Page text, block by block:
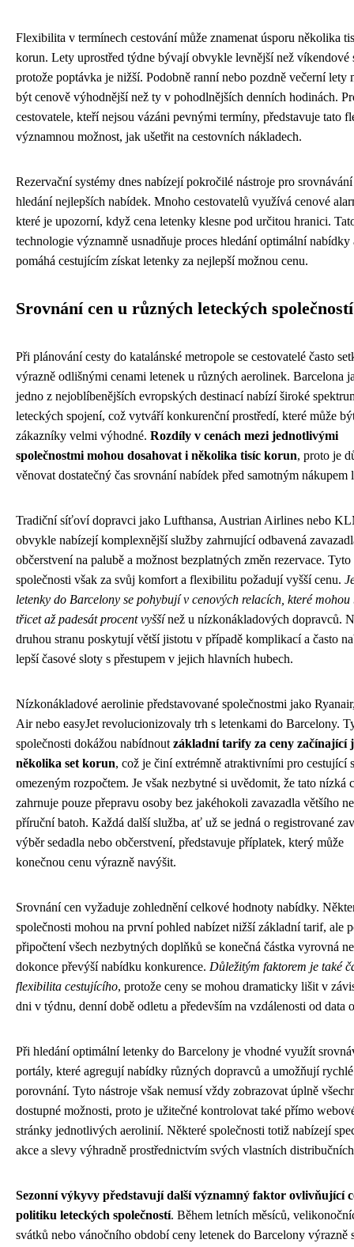
Flexibilita v termínech cestování může znamenat úsporu několika
korun. Lety uprostřed týdne bývají obvykle levnější než víkendové
protože poptávka je nižší. Podobně ranní nebo pozdně večerní lety
být cenově výhodnější než ty v pohodlnějších denních hodinách.
cestovatele, kteří nejsou vázáni pevnými termíny, představuje tato
významnou možnost, jak ušetřit na cestovních nákladech.
Rezervační systémy dnes nabízejí pokročilé nástroje pro srovnávání
hledání nejlepších nabídek. Mnoho cestovatelů využívá cenové
které je upozorní, když cena letenky klesne pod určitou hranici.
technologie významně usnadňuje proces hledání optimální nabídky
pomáhá cestujícím získat letenky za nejlepší možnou cenu.
Srovnání cen u různých leteckých společností
Při plánování cesty do katalánské metropole se cestovatelé často
výrazně odlišnými cenami letenek u různých aerolinek. Barcelona
jedno z nejoblíbenějších evropských destinací nabízí široké
leteckých spojení, což vytváří konkurenční prostředí, které může
zákazníky velmi výhodné. Rozdíly v cenách mezi jednotlivými
společnostmi mohou dosahovat i několika tisíc korun, proto je
věnovat dostatečný čas srovnání nabídek před samotným nákupem
Tradiční síťoví dopravci jako Lufthansa, Austrian Airlines nebo
obvykle nabízejí komplexnější služby zahrnující odbavená
občerstvení na palubě a možnost bezplatných změn rezervace. Tyto
společnosti však za svůj komfort a flexibilitu požadují vyšší cenu.
letenky do Barcelony se pohybují v cenových relacích, které mohou
třicet až padesát procent vyššínež u nízkonákladových dopravců.
druhou stranu poskytují větší jistotu v případě komplikací a často
lepší časové sloty s přestupem v jejich hlavních hubech.
Nízkonákladové aerolinie představované společnostmi jako
Air nebo easyJet revolucionizovaly trh s letenkami do Barcelony.
společnosti dokážou nabídnout základní tarify za ceny začínající
několika set korun, což je činí extrémně atraktivními pro cestující s
omezeným rozpočtem. Je však nezbytné si uvědomit, že tato nízká
zahrnuje pouze přepravu osoby bez jakéhokoli zavazadla většího
příruční batoh. Každá další služba, ať už se jedná o registrované
výběr sedadla nebo občerstvení, představuje příplatek, který může
konečnou cenu výrazně navýšit.
Srovnání cen vyžaduje zohlednění celkové hodnoty nabídky.
společnosti mohou na první pohled nabízet nižší základní tarif, ale
připočtení všech nezbytných doplňků se konečná částka vyrovná
dokonce převýší nabídku konkurence. Důležitým faktorem je také
flexibilita cestujícího, protože ceny se mohou dramaticky lišit v
dni v týdnu, denní době odletu a především na vzdálenosti od data
Při hledání optimální letenky do Barcelony je vhodné využít
portály, které agregují nabídky různých dopravců a umožňují rychlé
porovnání. Tyto nástroje však nemusí vždy zobrazovat úplně
dostupné možnosti, proto je užitečné kontrolovat také přímo
stránky jednotlivých aerolinií. Některé společnosti totiž nabízejí
akce a slevy výhradně prostřednictvím svých vlastních
Sezonní výkyvy představují další významný faktor ovlivňující
politiku leteckých společností. Během letních měsíců,
svátků nebo vánočního období ceny letenek do Barcelony výrazně